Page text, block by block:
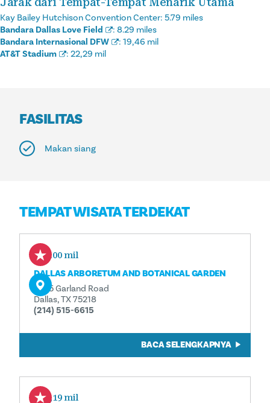
Kay Bailey Hutchison Convention Center: 5.79 miles
Bandara Dallas Love Field
: 8.29 miles
Bandara Internasional DFW
: 19,46 mil
AT&T Stadium
: 22,29 mil
FASILITAS
Makan siang
TEMPAT WISATA TERDEKAT
0.00 mil
DALLAS ARBORETUM AND BOTANICAL GARDEN
8525 Garland Road
Dallas, TX 75218
(214) 515-6615
BACA SELENGKAPNYA
0,19 mil